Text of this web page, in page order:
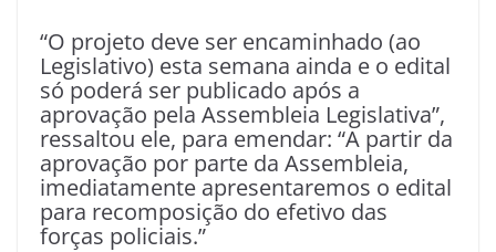
“O projeto deve ser encaminhado (ao
Legislativo) esta semana ainda e o edital
só poderá ser publicado após a
aprovação pela Assembleia Legislativa”,
ressaltou ele, para emendar: “A partir da
aprovação por parte da Assembleia,
imediatamente apresentaremos o edital
para recomposição do efetivo das
forças policiais.”